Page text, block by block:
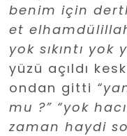
benim için
et
yok sıkıntı
yüzü açıldı
ondan gitti
mu ?” “yok
zaman haydi